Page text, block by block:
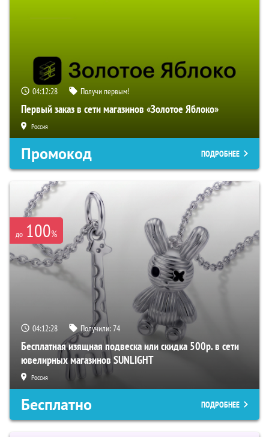
04:12:27 Получи первым!
Первый заказ в сети магазинов «Золотое Яблоко»
Россия
Промокод ПОДРОБНЕЕ
до 100%
04:12:27 Получили:74
Бесплатная изящная подвеска или скидка 500р. в сети
ювелирных магазинов SUNLIGHT
Россия
Бесплатно ПОДРОБНЕЕ